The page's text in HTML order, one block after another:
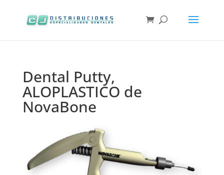
Dental Putty,
ALOPLASTICO de
NovaBone